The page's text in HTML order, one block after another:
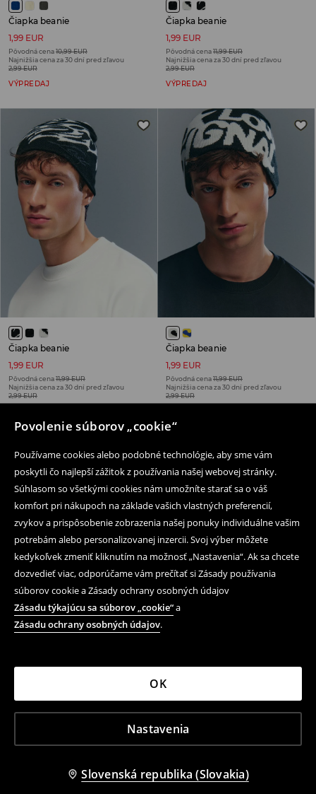
Povolenie súborov „cookie“
Používame cookies alebo podobné technológie, aby sme vám
poskytli čo najlepší zážitok z používania našej webovej stránky.
Súhlasom so všetkými cookies nám umožníte starať sa o váš
komfort pri nákupoch na základe vašich vlastných preferencií,
zvykov a prispôsobenie zobrazenia našej ponuky individuálne vašim
potrebám alebo personalizovanej inzercii. Svoj výber môžete
kedykoľvek zmeniť kliknutím na možnosť „Nastavenia“. Ak sa chcete
dozvedieť viac, odporúčame vám prečítať si Zásady používania
súborov cookie a Zásady ochrany osobných údajov
Zásadu týkajúcu sa súborov „cookie“a
Zásadu ochrany osobných údajov.
Nastavenia
OK
Slovenská republika (Slovakia)
Čiapka beanie
1,99 EUR
Pôvodná cena10,99 EUR
Najnižšia cena za 30 dní pred zľavou
2,99 EUR
VÝPREDAJ
Čiapka beanie
1,99 EUR
Pôvodná cena11,99 EUR
Najnižšia cena za 30 dní pred zľavou
2,99 EUR
VÝPREDAJ
Čiapka beanie
1,99 EUR
Pôvodná cena11,99 EUR
Najnižšia cena za 30 dní pred zľavou
2,99 EUR
Čiapka beanie
1,99 EUR
Pôvodná cena11,99 EUR
Najnižšia cena za 30 dní pred zľavou
2,99 EUR
Následujte nás
Pomoc a kontakt
Nákup produktov on-line
Obchodné podmienky a ochrana osobných údajov
Právne záležitosti
LPP
LPP Slovakia, s.r.o., J. Kráľa 9, 974 01 Banská Bystrica,
IČO: 36 787 507; DIČ: 2022386729; IČ DPH: SK2022386729;
OR OS Banská Bystrica, Odd. S.r.o., vl. č.:13176/S
2026 . Všetky práva vyhradené.